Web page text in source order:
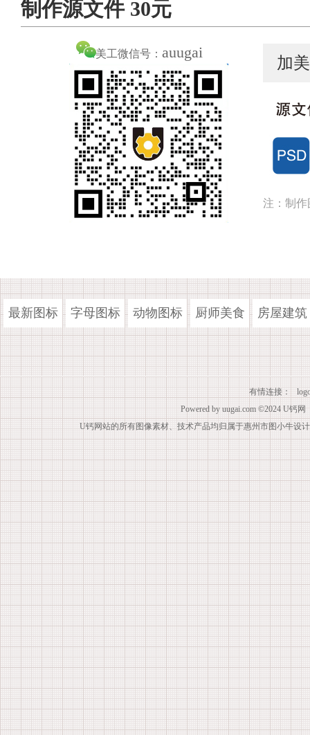
制作源文件 30元
美工微信号： auugai
加
注：制作
最新图标 字母图标 动物图标 厨师美食 房屋建筑
有情连接：
Powered by uugai.com ©2024 U钙网
U钙网站的所有图像素材、技术产品均归属于惠州市图小牛设